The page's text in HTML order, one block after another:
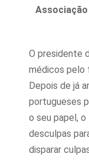
O presidente
médicos pelo
Depois de já
portugueses
o seu papel,
desculpas
disparar